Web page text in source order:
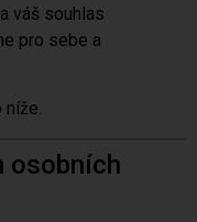
váš souhlas
pro sebe a
níže.
osobních